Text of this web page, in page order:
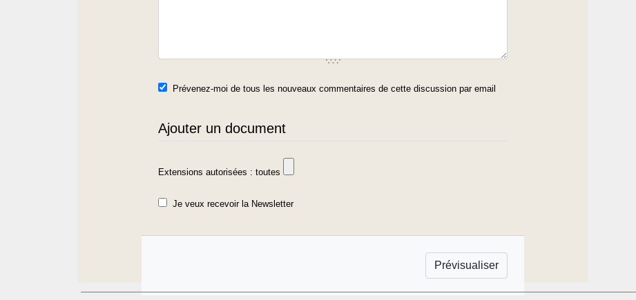
Prévenez-moi de tous les nouveaux commentaires de cette discussion par email
Ajouter un document
Extensions autorisées : toutes
Je veux recevoir la Newsletter